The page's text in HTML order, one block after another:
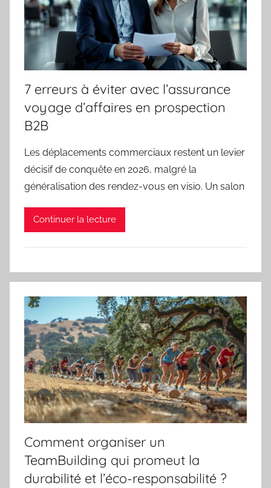
7 erreurs à éviter avec l’assurance
voyage d’affaires en prospection
B2B
Les déplacements commerciaux restent un levier
décisif de conquête en 2026, malgré la
généralisation des rendez-vous en visio. Un salon
Continuer la lecture
Comment organiser un
TeamBuilding qui promeut la
durabilité et l’éco-responsabilité ?